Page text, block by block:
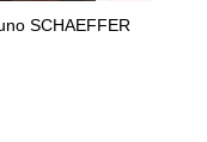
SCHAEFFER